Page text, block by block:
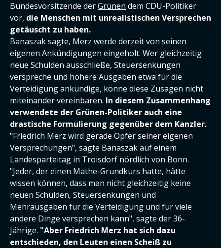
Bundesvorsitzende derGrünen dem CDU-Politiker
vor, die Menschen mit unrealistischen Versprechen
getäuscht zu haben.
Banaszak sagte, Merz werde derzeit von seinen
eigenen Ankündigungen eingeholt. Wer gleichzeitig
neue Schulden ausschließe, Steuersenkungen
verspreche und höhere Ausgaben etwa für die
Verteidigung ankündige, könne diese Zusagen nicht
miteinander vereinbaren. In diesem Zusammenhang
verwendete der Grünen-Politiker auch eine
drastische Formulierung gegenüber dem Kanzler.
"Friedrich Merz wird gerade Opfer seiner eigenen
Versprechungen", sagte Banaszak auf einem
Landesparteitag in Troisdorf nördlich von Bonn.
"Jeder, der einen Mathe-Grundkurs hatte, hätte
wissen können, dass man nicht gleichzeitig keine
neuen Schulden, Steuersenkungen und
Mehrausgaben für die Verteidigung und für viele
andere Dinge versprechen kann", sagte der 36-
Jährige. "Aber Friedrich Merz hat sich dazu
entschieden, den Leuten einen Scheiß zu